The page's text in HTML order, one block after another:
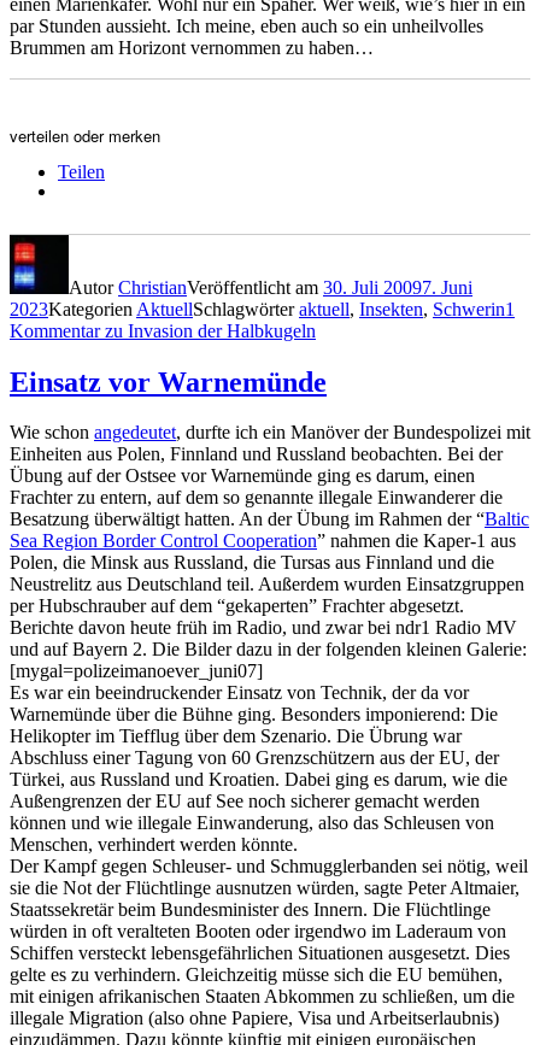
par Stunden aussieht. Ich meine, eben auch so ein unheilvolles
Brummen am Horizont vernommen zu haben…
verteilen oder merken
Teilen
AutorChristianVeröffentlicht am 30. Juli 20097. Juni
2023Kategorien AktuellSchlagwörteraktuell, Insekten, Schwerin1
Kommentarzu Invasion der Halbkugeln
Einsatz vor Warnemünde
Wie schon angedeutet, durfte ich ein Manöver der Bundespolizei mit
Einheiten aus Polen, Finnland und Russland beobachten. Bei der
Übung auf der Ostsee vor Warnemünde ging es darum, einen
Frachter zu entern, auf dem so genannte illegale Einwanderer die
Besatzung überwältigt hatten. An der Übung im Rahmen der “Baltic
Sea Region Border Control Cooperation” nahmen die Kaper-1 aus
Polen, die Minsk aus Russland, die Tursas aus Finnland und die
Neustrelitz aus Deutschland teil. Außerdem wurden Einsatzgruppen
per Hubschrauber auf dem “gekaperten” Frachter abgesetzt.
Berichte davon heute früh im Radio, und zwar bei ndr1 Radio MV
und auf Bayern 2. Die Bilder dazu in der folgenden kleinen Galerie:
[mygal=polizeimanoever_juni07]
Es war ein beeindruckender Einsatz von Technik, der da vor
Warnemünde über die Bühne ging. Besonders imponierend: Die
Helikopter im Tiefflug über dem Szenario. Die Übrung war
Abschluss einer Tagung von 60 Grenzschützern aus der EU, der
Türkei, aus Russland und Kroatien. Dabei ging es darum, wie die
Außengrenzen der EU auf See noch sicherer gemacht werden
können und wie illegale Einwanderung, also das Schleusen von
Menschen, verhindert werden könnte.
Der Kampf gegen Schleuser- und Schmugglerbanden sei nötig, weil
sie die Not der Flüchtlinge ausnutzen würden, sagte Peter Altmaier,
Staatssekretär beim Bundesminister des Innern. Die Flüchtlinge
würden in oft veralteten Booten oder irgendwo im Laderaum von
Schiffen versteckt lebensgefährlichen Situationen ausgesetzt. Dies
gelte es zu verhindern. Gleichzeitig müsse sich die EU bemühen,
mit einigen afrikanischen Staaten Abkommen zu schließen, um die
illegale Migration (also ohne Papiere, Visa und Arbeitserlaubnis)
einzudämmen. Dazu könnte künftig mit einigen europäischen